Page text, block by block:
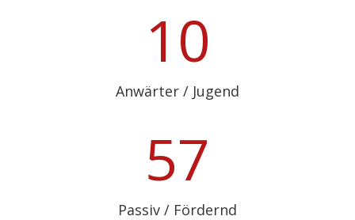
10
Anwärter / Jugend
57
Passiv / Fördernd